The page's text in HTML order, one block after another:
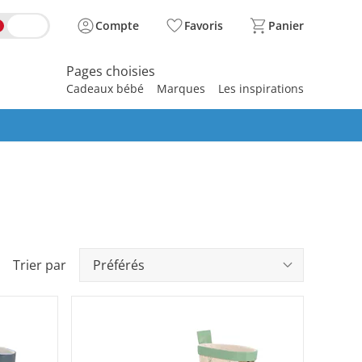
Compte Favoris Panier
Pages choisies
Cadeaux bébé Marques Les inspirations
Trier par